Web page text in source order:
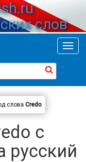
слов
слова Credo
с
русский